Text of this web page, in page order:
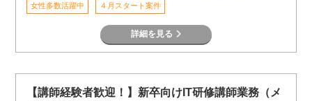
女性多数活躍中 ４月スタート案件
詳細を見る
【講師経験者歓迎！】新卒向けIT研修講師業務（メ